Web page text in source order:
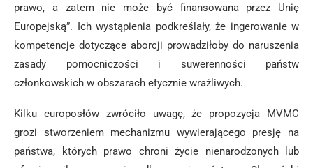
prawo, a zatem nie może być finansowana przez Unię
Europejską”. Ich wystąpienia podkreślały, że ingerowanie w
kompetencje dotyczące aborcji prowadziłoby do naruszenia
zasady pomocniczości i suwerenności państw
członkowskich w obszarach etycznie wrażliwych.
Kilku europosłów zwróciło uwagę, że propozycja MVMC
grozi stworzeniem mechanizmu wywierającego presję na
państwa, których prawo chroni życie nienarodzonych lub